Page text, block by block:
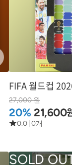
FIFA 월드컵
27,000 원
20% 21,600
0.0 0개